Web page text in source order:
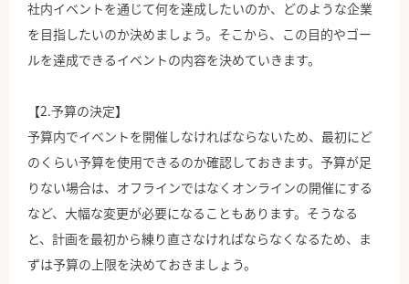
社内イベントを通じて何を達成したいのか、どのような企業
を目指したいのか決めましょう。そこから、この目的やゴー
ルを達成できるイベントの内容を決めていきます。
【2.予算の決定】
予算内でイベントを開催しなければならないため、最初にど
のくらい予算を使用できるのか確認しておきます。予算が足
りない場合は、オフラインではなくオンラインの開催にする
など、大幅な変更が必要になることもあります。そうなる
と、計画を最初から練り直さなければならなくなるため、ま
ずは予算の上限を決めておきましょう。